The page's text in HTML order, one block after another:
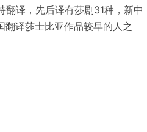
译，先后译有莎剧31种，新中
译莎士比亚作品较早的人之